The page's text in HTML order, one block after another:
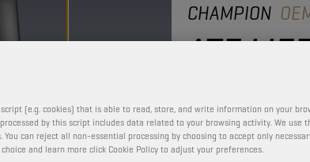
CHAMPION
ATF
Il s'agit d'un
de base de très
spécialement
ZF à 6, 8 et 9
(e.g. cookies) that is able to read, store, and write information on your
by this script includes data related to your browsing activity. We use
You can reject all non-essential processing by choosing to accept only
and learn more click Cookie Policy to adjust your preferences.